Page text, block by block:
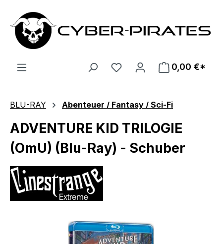
Zum Hauptinhalt springen
0,00 €*
BLU-RAY Abenteuer / Fantasy / Sci-Fi
ADVENTURE KID TRILOGIE
(OmU) (Blu-Ray) - Schuber
Bildergalerie überspringen